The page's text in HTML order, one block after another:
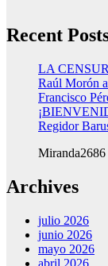
Recent
LA
Raúl Morón
Francisco
Regidor
Miranda2686
Archives
julio 2026
junio 2026
mayo 2026
abril 2026